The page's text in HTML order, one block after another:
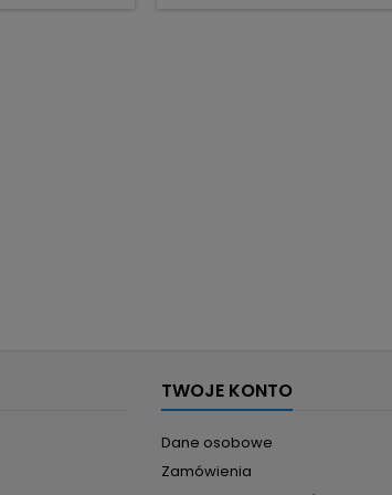
TWOJE KONTO
Dane osobowe
Zamówienia